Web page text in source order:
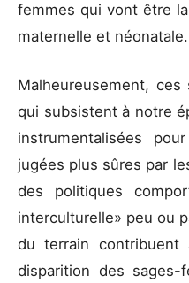
femmes qui vont être
maternelle et néonatale.
Malheureusement,
qui subsistent à notre
instrumentalisées
jugées plus sûres par
des politiques
interculturelle» peu ou
du terrain contribuent
disparition des sages-